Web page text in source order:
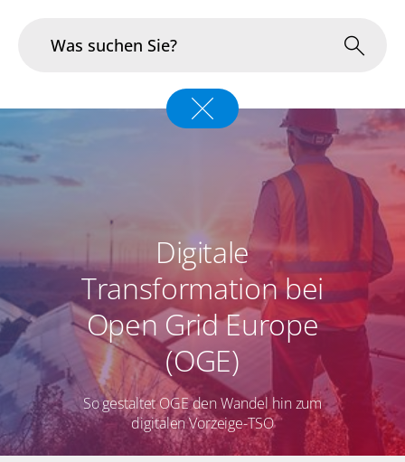
Branchen
Im Fokus
Infrastruktur & Betrieb
Über uns
Karriere
Blog
Digitale
Transformation bei
Open Grid Europe
(OGE)
So gestaltet OGE den Wandel hin zum
digitalen Vorzeige-TSO